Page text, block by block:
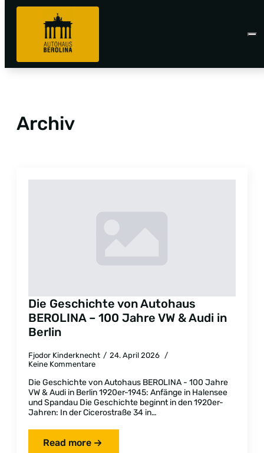
Archiv
Die Geschichte von Autohaus
BEROLINA – 100 Jahre VW & Audi in
Berlin
Fjodor Kinderknecht
24. April 2026
Keine Kommentare
Die Geschichte von Autohaus BEROLINA - 100 Jahre
VW & Audi in Berlin 1920er-1945: Anfänge in Halensee
und Spandau Die Geschichte beginnt in den 1920er-
Jahren: In der Cicerostraße 34 in…
Read more